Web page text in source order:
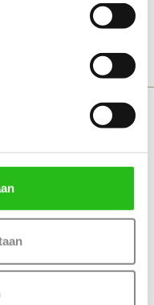
en binnendeuren